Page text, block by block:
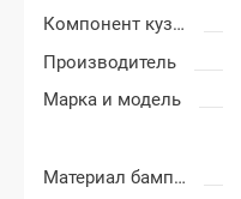
Компонент кузова
Производитель
Марка и модель
Материал бампера